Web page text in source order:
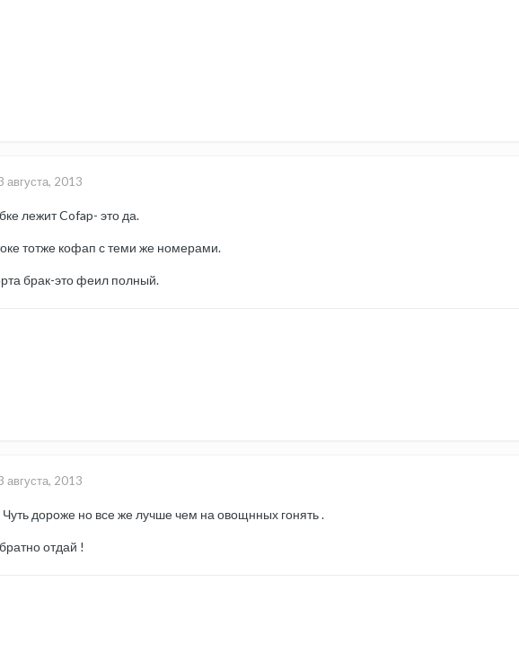
августа, 2013
лежит Cofap- это да.
тотже кофап с теми же номерами.
брак-это феил полный.
августа, 2013
Чуть дороже но все же лучше чем на овощнных гонять .
отдай !